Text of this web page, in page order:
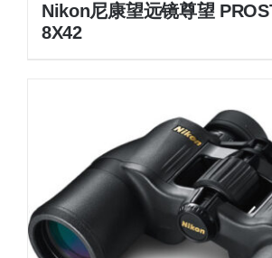
Nikon尼康望远镜尊望
8X42